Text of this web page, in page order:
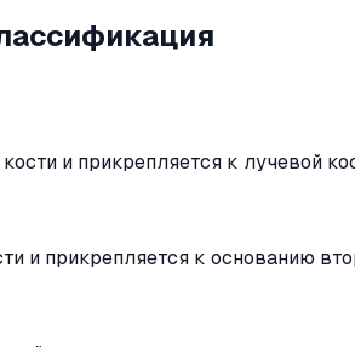
и прикрепляется к лучевой
и прикрепляется к основанию